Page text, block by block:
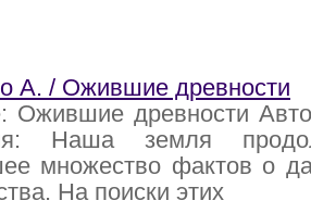
А. / Ожившие древности
Ожившие древности
Наша земля
множество фактов о
На поиски этих